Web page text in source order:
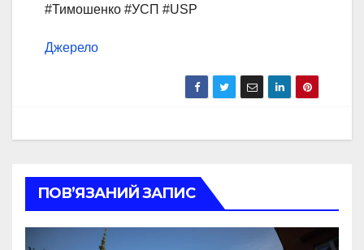
#Тимошенко #УСП #USP
Джерело
ПОВ’ЯЗАНИЙ ЗАПИС